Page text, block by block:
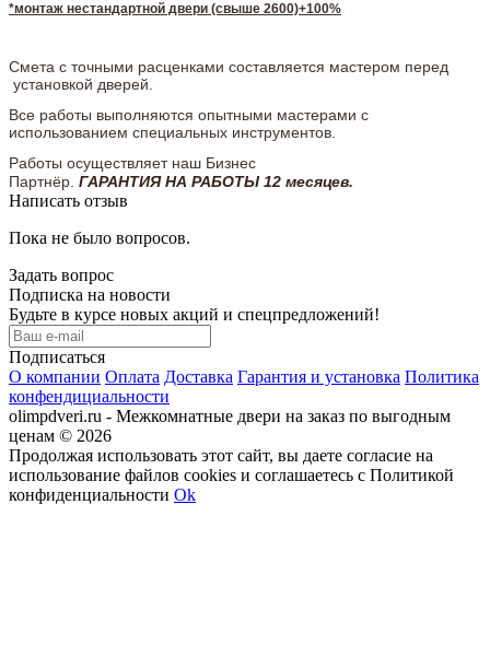
*монтаж нестандартной двери (свыше 2600)+100%
Смета с точными расценками составляется мастером перед
установкой дверей.
Все работы выполняются опытными мастерами с
использованием специальных инструментов.
Работы осуществляет наш Бизнес
Партнёр. ГАРАНТИЯ НА РАБОТЫ 12 месяцев.
Написать отзыв
Пока не было вопросов.
Задать вопрос
Подписка на новости
Будьте в курсе новых акций и спецпредложений!
Подписаться
О компании Оплата Доставка Гарантия и установка Политика
конфендициальности
olimpdveri.ru - Межкомнатные двери на заказ по выгодным
ценам © 2026
Продолжая использовать этот сайт, вы даете согласие на
использование файлов cookies и соглашаетесь с Политикой
конфиденциальности Ok